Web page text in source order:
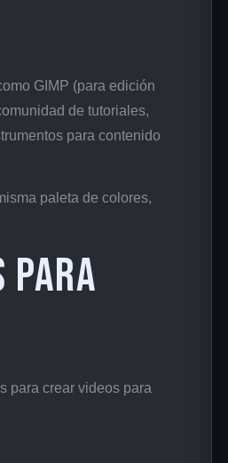
GIMP (para edición
de tutoriales,
para contenido
paleta de colores,
para
para crear videos para